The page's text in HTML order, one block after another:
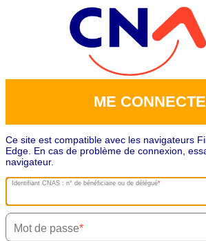
ME
Ce site est compatible avec les navigateurs
Edge. En cas de problème de connexion,
navigateur.
Identifiant CNAS : n° de bénéficiaire ou de délégué
Mot de passe